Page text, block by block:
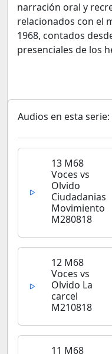
narración oral y
relacionados con el
1968, contados
presenciales de los
Audios en esta serie:
13 M68
Voces vs
Olvido
Ciudadanias
Movimiento
M280818
12 M68
Voces vs
Olvido La
carcel
M210818
11 M68